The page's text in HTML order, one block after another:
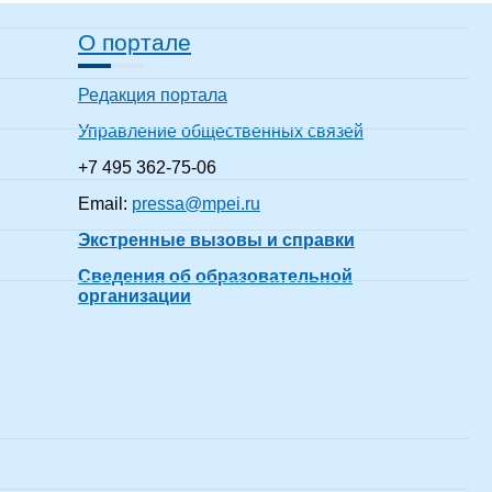
О портале
Редакция портала
Управление общественных связей
+7 495 362-75-06
Email: pressa@mpei.ru
Экстренные вызовы и справки
Сведения об образовательной
организации